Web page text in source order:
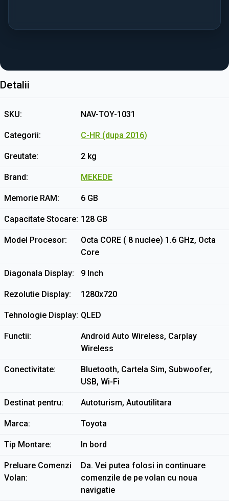
Detalii
SKU NAV-TOY-1031
Categorii C-HR (dupa 2016)
Greutate 2 kg
Brand MEKEDE
Memorie RAM 6 GB
Capacitate Stocare 128 GB
Model Procesor
Octa CORE ( 8 nuclee) 1.6 GHz, Octa
Core
Diagonala Display 9 Inch
Rezolutie Display 1280x720
Tehnologie Display QLED
Functii
Android Auto Wireless, Carplay
Wireless
Conectivitate
Bluetooth, Cartela Sim, Subwoofer,
USB, Wi-Fi
Destinat pentru Autoturism, Autoutilitara
Marca Toyota
Tip Montare In bord
Preluare Comenzi
Volan
Da. Vei putea folosi in continuare
comenzile de pe volan cu noua
navigatie